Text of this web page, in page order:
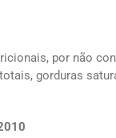
por não
gorduras